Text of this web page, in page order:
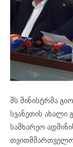
შს მინისტრმა
სვანეთის
სამხარეო